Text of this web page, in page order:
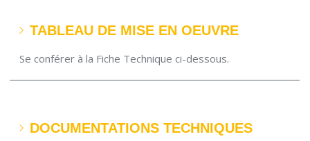
TABLEAU DE MISE EN OEUVRE
Se conférer à la Fiche Technique ci-dessous.
DOCUMENTATIONS TECHNIQUES